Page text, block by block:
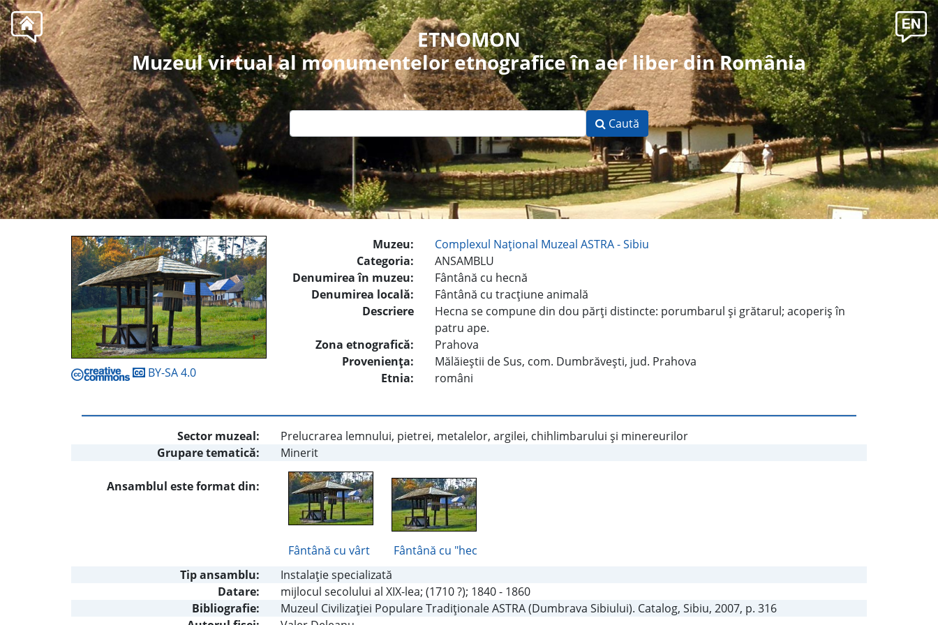
ETNOMON
Muzeul virtual al monumentelor etnografice în aer liber din România
Caută
BY-SA 4.0
Muzeu:
Complexul Naţional Muzeal ASTRA - Sibiu
Categoria:
ANSAMBLU
Denumirea în muzeu:
Fântână cu hecnă
Denumirea locală:
Fântână cu tracţiune animală
Descriere
Hecna se compune din dou părţi distincte: porumbarul şi grătarul; acoperiş în
patru ape.
Zona etnografică:
Prahova
Provenienţa:
Mălăieştii de Sus, com. Dumbrăveşti, jud. Prahova
Etnia:
români
Sector muzeal:
Prelucrarea lemnului, pietrei, metalelor, argilei, chihlimbarului şi minereurilor
Grupare tematică:
Minerit
Ansamblul este format din:
Fântână cu vârt
Fântână cu "hec
Tip ansamblu:
Instalaţie specializată
Datare:
mijlocul secolului al XIX-lea; (1710 ?); 1840 - 1860
Bibliografie:
Muzeul Civilizaţiei Populare Tradiţionale ASTRA (Dumbrava Sibiului). Catalog, Sibiu, 2007, p. 316